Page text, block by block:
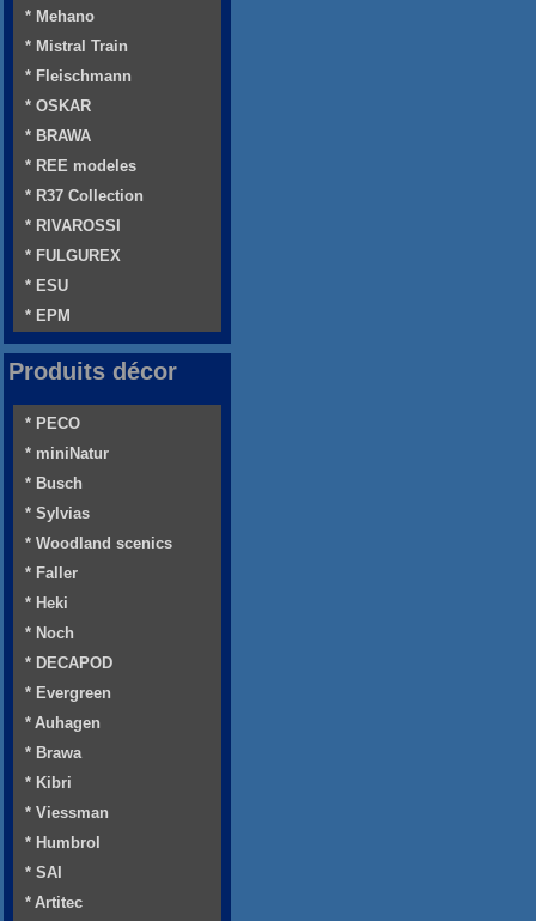
* Mehano
* Mistral Train
* Fleischmann
* OSKAR
* BRAWA
* REE modeles
* R37 Collection
* RIVAROSSI
* FULGUREX
* ESU
* EPM
Produits décor
* PECO
* miniNatur
* Busch
* Sylvias
* Woodland scenics
* Faller
* Heki
* Noch
* DECAPOD
* Evergreen
* Auhagen
* Brawa
* Kibri
* Viessman
* Humbrol
* SAI
* Artitec